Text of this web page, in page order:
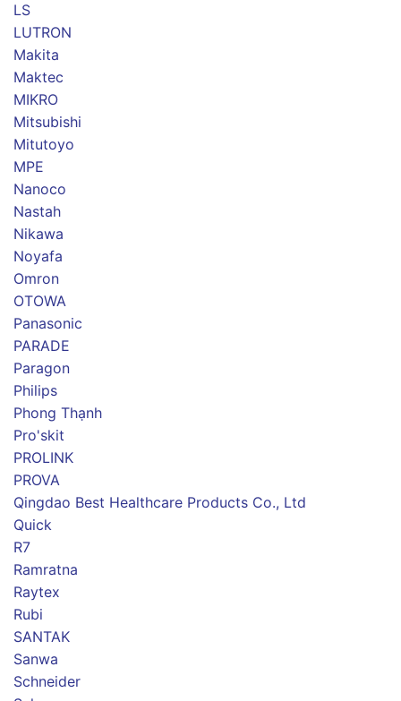
LS
LUTRON
Makita
Maktec
MIKRO
Mitsubishi
Mitutoyo
MPE
Nanoco
Nastah
Nikawa
Noyafa
Omron
OTOWA
Panasonic
PARADE
Paragon
Philips
Phong Thạnh
Pro'skit
PROLINK
PROVA
Qingdao Best Healthcare Products Co., Ltd
Quick
R7
Ramratna
Raytex
Rubi
SANTAK
Sanwa
Schneider